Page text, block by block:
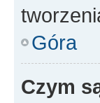
Góra
Czym